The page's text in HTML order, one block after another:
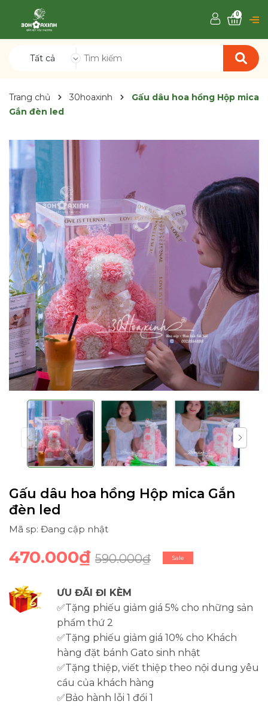
Tất cả
0
Trang chủ 30hoaxinh
Gấu dâu hoa hồng Hộp mica
Gắn đèn led
Gấu dâu hoa hồng Hộp mica Gắn
đèn led
Mã sp: Đang cập nhật
470.000₫ 590.000₫ Sale
ƯU ĐÃI ĐI KÈM
✅Tặng phiếu giảm giá 5% cho những sản
phẩm thứ 2
✅Tặng phiếu giảm giá 10% cho Khách
hàng đặt bánh Gato sinh nhật
✅Tặng thiệp, viết thiệp theo nội dung yêu
cầu của khách hàng
✅Bảo hành lỗi 1 đổi 1